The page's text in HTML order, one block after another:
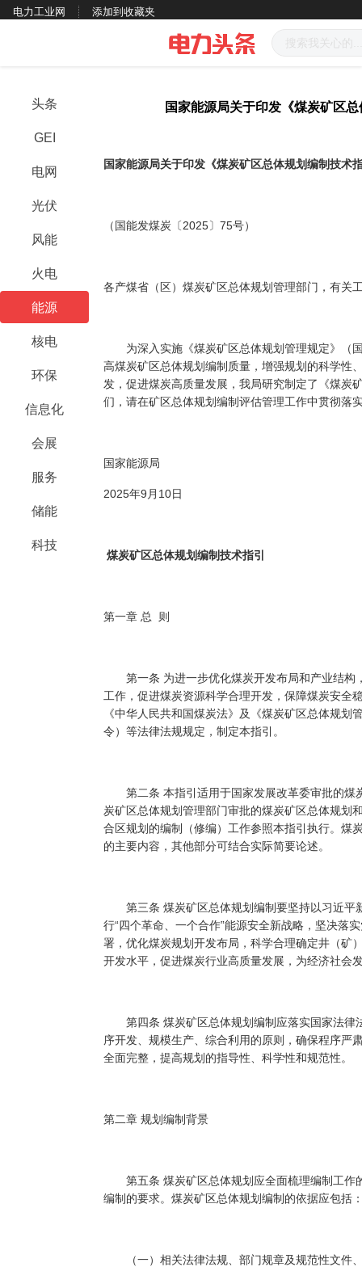
电力工业网 添加到收藏夹
头条
GEI
电网
光伏
风能
火电
能源
核电
环保
信息化
会展
服务
储能
科技
国家能源局关于印发《煤炭矿区
国家能源局关于印发《煤炭矿区总体规划编制技术
（国能发煤炭〔2025〕75号）
各产煤省（区）煤炭矿区总体规划管理部门，有关
为深入实施《煤炭矿区总体规划管理规定》（
高煤炭矿区总体规划编制质量，增强规划的科学性
发，促进煤炭高质量发展，我局研究制定了《煤炭
们，请在矿区总体规划编制评估管理工作中贯彻落
国家能源局
2025年9月10日
煤炭矿区总体规划编制技术指引
第一章 总 则
第一条 为进一步优化煤炭开发布局和产业结构
工作，促进煤炭资源科学合理开发，保障煤炭安全
《中华人民共和国煤炭法》及《煤炭矿区总体规
令）等法律法规规定，制定本指引。
第二条 本指引适用于国家发展改革委审批的煤
炭矿区总体规划管理部门审批的煤炭矿区总体规划
合区规划的编制（修编）工作参照本指引执行。煤
的主要内容，其他部分可结合实际简要论述。
第三条 煤炭矿区总体规划编制要坚持以习近平
行“四个革命、一个合作”能源安全新战略，坚决落
署，优化煤炭规划开发布局，科学合理确定井（矿
开发水平，促进煤炭行业高质量发展，为经济社会
第四条 煤炭矿区总体规划编制应落实国家法律
序开发、规模生产、综合利用的原则，确保程序严
全面完整，提高规划的指导性、科学性和规范性。
第二章 规划编制背景
第五条 煤炭矿区总体规划应全面梳理编制工作
编制的要求。煤炭矿区总体规划编制的依据应包括
（一）相关法律法规、部门规章及规范性文件